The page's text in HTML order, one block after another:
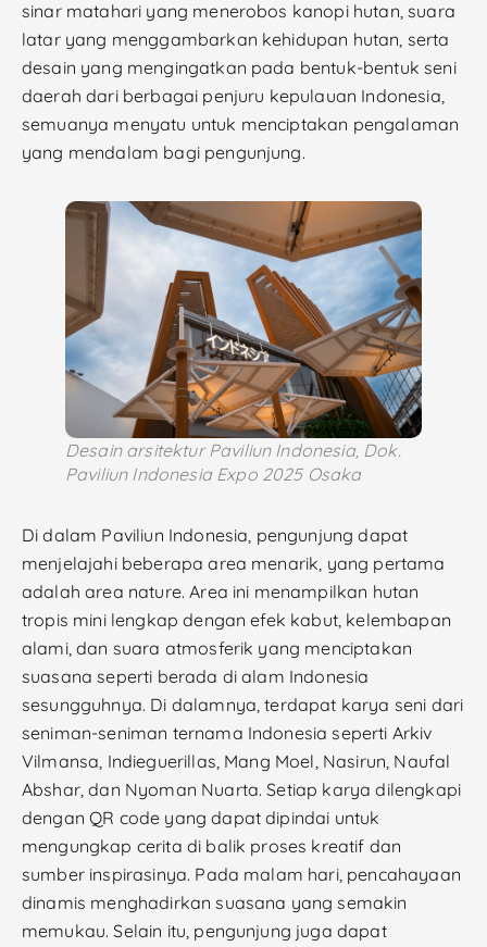
sinar matahari yang menerobos kanopi hutan, suara
latar yang menggambarkan kehidupan hutan, serta
desain yang mengingatkan pada bentuk-bentuk seni
daerah dari berbagai penjuru kepulauan Indonesia,
semuanya menyatu untuk menciptakan pengalaman
yang mendalam bagi pengunjung.
Desain arsitektur Paviliun Indonesia, Dok.
Paviliun Indonesia Expo 2025 Osaka
Di dalam Paviliun Indonesia, pengunjung dapat
menjelajahi beberapa area menarik, yang pertama
adalah area nature. Area ini menampilkan hutan
tropis mini lengkap dengan efek kabut, kelembapan
alami, dan suara atmosferik yang menciptakan
suasana seperti berada di alam Indonesia
sesungguhnya. Di dalamnya, terdapat karya seni dari
seniman-seniman ternama Indonesia seperti Arkiv
Vilmansa, Indieguerillas, Mang Moel, Nasirun, Naufal
Abshar, dan Nyoman Nuarta. Setiap karya dilengkapi
dengan QR code yang dapat dipindai untuk
mengungkap cerita di balik proses kreatif dan
sumber inspirasinya. Pada malam hari, pencahayaan
dinamis menghadirkan suasana yang semakin
memukau. Selain itu, pengunjung juga dapat